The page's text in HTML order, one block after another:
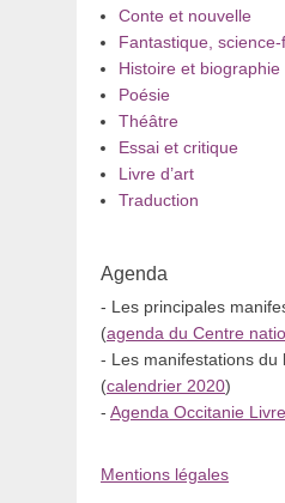
Conte et nouvelle
Fantastique, science-
Histoire et biographie
Poésie
Théâtre
Essai et critique
Livre d’art
Traduction
Agenda
- Les principales
(agenda du Centre
- Les manifestations du
(calendrier 2020)
- Agenda Occitanie
Mentions légales